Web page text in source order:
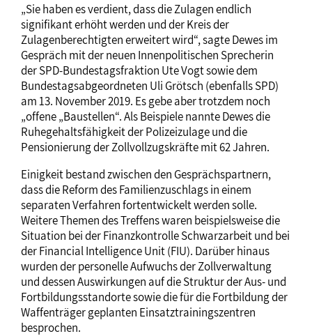
„Sie haben es verdient, dass die Zulagen endlich
signifikant erhöht werden und der Kreis der
Zulagenberechtigten erweitert wird“, sagte Dewes im
Gespräch mit der neuen Innenpolitischen Sprecherin
der SPD-Bundestagsfraktion Ute Vogt sowie dem
Bundestagsabgeordneten Uli Grötsch (ebenfalls SPD)
am 13. November 2019. Es gebe aber trotzdem noch
„offene „Baustellen“. Als Beispiele nannte Dewes die
Ruhegehaltsfähigkeit der Polizeizulage und die
Pensionierung der Zollvollzugskräfte mit 62 Jahren.
Einigkeit bestand zwischen den Gesprächspartnern,
dass die Reform des Familienzuschlags in einem
separaten Verfahren fortentwickelt werden solle.
Weitere Themen des Treffens waren beispielsweise die
Situation bei der Finanzkontrolle Schwarzarbeit und bei
der Financial Intelligence Unit (FIU). Darüber hinaus
wurden der personelle Aufwuchs der Zollverwaltung
und dessen Auswirkungen auf die Struktur der Aus- und
Fortbildungsstandorte sowie die für die Fortbildung der
Waffenträger geplanten Einsatztrainingszentren
besprochen.